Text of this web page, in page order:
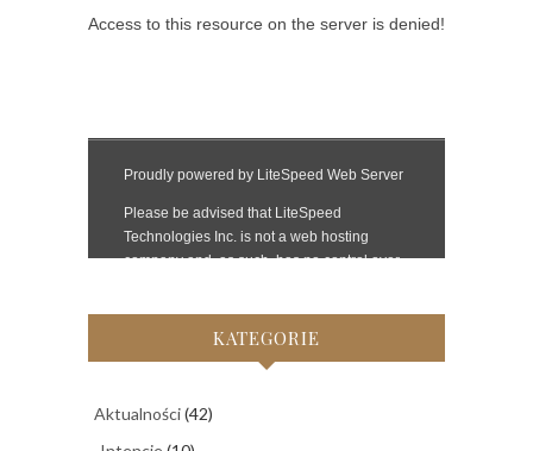
KATEGORIE
Aktualności(42)